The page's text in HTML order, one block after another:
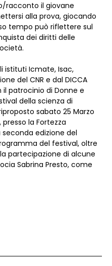
racconto il giovane
alla prova, giocando
tempo può riflettere sul
dei diritti delle
istituti Icmate, Isac,
del CNR e dal DICCA
il patrocinio di Donne e
della scienza di
sabato 25 Marzo
presso la Fortezza
edizione del
del festival, oltre
partecipazione di alcune
Sabrina Presto, come